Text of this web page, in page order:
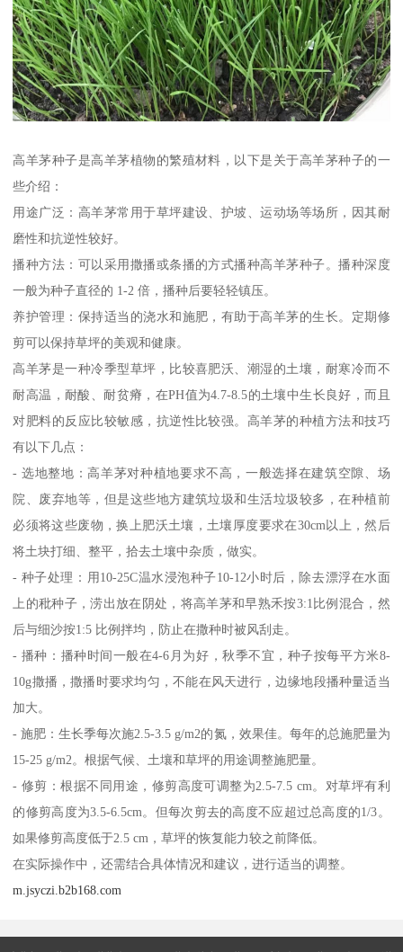
高羊茅种子是高羊茅植物的繁殖材料，以下是关于高羊茅种子的一
些介绍：
用途广泛：高羊茅常用于草坪建设、护坡、运动场等场所，因其耐
磨性和抗逆性较好。
播种方法：可以采用撒播或条播的方式播种高羊茅种子。播种深度
一般为种子直径的 1-2 倍，播种后要轻轻镇压。
养护管理：保持适当的浇水和施肥，有助于高羊茅的生长。定期修
剪可以保持草坪的美观和健康。
高羊茅是一种冷季型草坪，比较喜肥沃、潮湿的土壤，耐寒冷而不
耐高温，耐酸、耐贫瘠，在PH值为4.7-8.5的土壤中生长良好，而且
对肥料的反应比较敏感，抗逆性比较强。高羊茅的种植方法和技巧
有以下几点：
- 选地整地：高羊茅对种植地要求不高，一般选择在建筑空隙、场
院、废弃地等，但是这些地方建筑垃圾和生活垃圾较多，在种植前
必须将这些废物，换上肥沃土壤，土壤厚度要求在30cm以上，然后
将土块打细、整平，拾去土壤中杂质，做实。
- 种子处理：用10-25C温水浸泡种子10-12小时后，除去漂浮在水面
上的秕种子，涝出放在阴处，将高羊茅和早熟禾按3:1比例混合，然
后与细沙按1:5 比例拌均，防止在撒种时被风刮走。
- 播种：播种时间一般在4-6月为好，秋季不宜，种子按每平方米8-
10g撒播，撒播时要求均匀，不能在风天进行，边缘地段播种量适当
加大。
- 施肥：生长季每次施2.5-3.5 g/m2的氮，效果佳。每年的总施肥量为
15-25 g/m2。根据气候、土壤和草坪的用途调整施肥量。
- 修剪：根据不同用途，修剪高度可调整为2.5-7.5 cm。对草坪有利
的修剪高度为3.5-6.5cm。但每次剪去的高度不应超过总高度的1/3。
如果修剪高度低于2.5 cm，草坪的恢复能力较之前降低。
在实际操作中，还需结合具体情况和建议，进行适当的调整。
m.jsyczi.b2b168.com